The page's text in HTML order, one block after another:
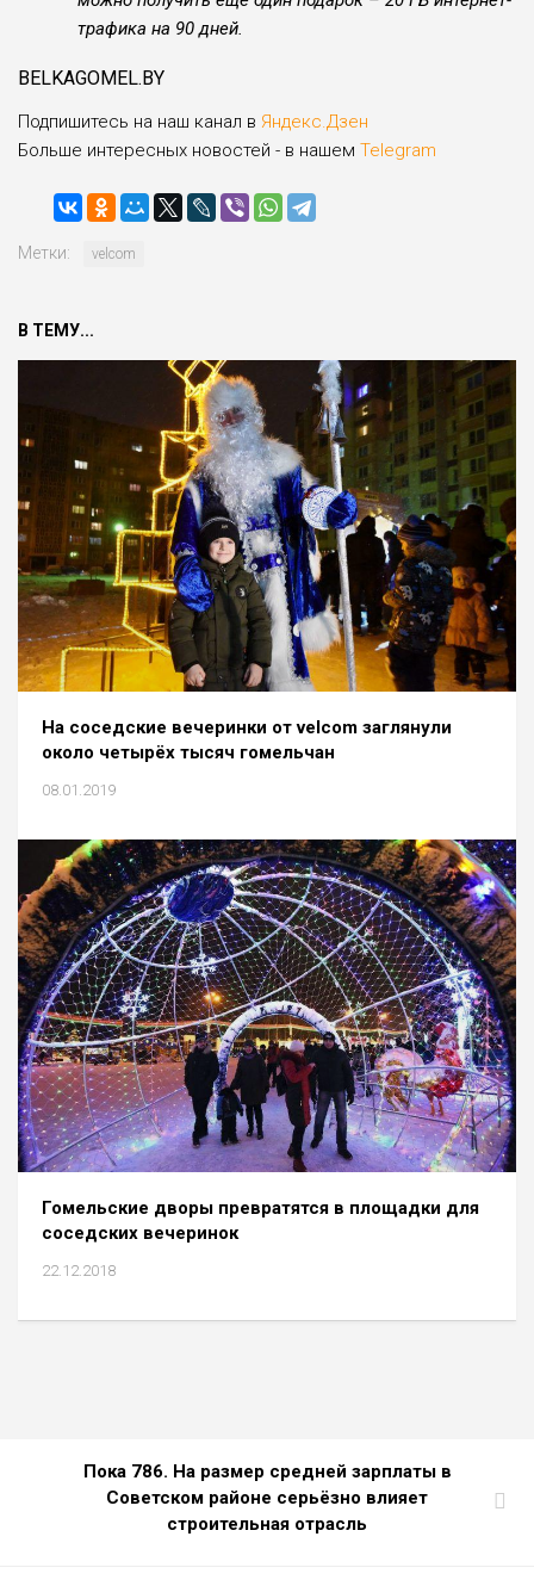
трафика на 90 дней.
BELKAGOMEL.BY
Подпишитесь на наш канал в Яндекс.Дзен
Больше интересных новостей - в нашем Telegram
Метки: velcom
В ТЕМУ...
На соседские вечеринки от velcom заглянули
около четырёх тысяч гомельчан
08.01.2019
Гомельские дворы превратятся в площадки для
соседских вечеринок
22.12.2018
Пока 786. На размер средней зарплаты в
Советском районе серьёзно влияет
строительная отрасль